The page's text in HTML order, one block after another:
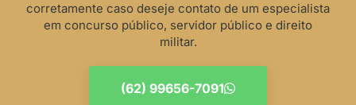
corretamente caso deseje contato de um especialista
em concurso público, servidor público e direito
militar.
(62) 99656-7091